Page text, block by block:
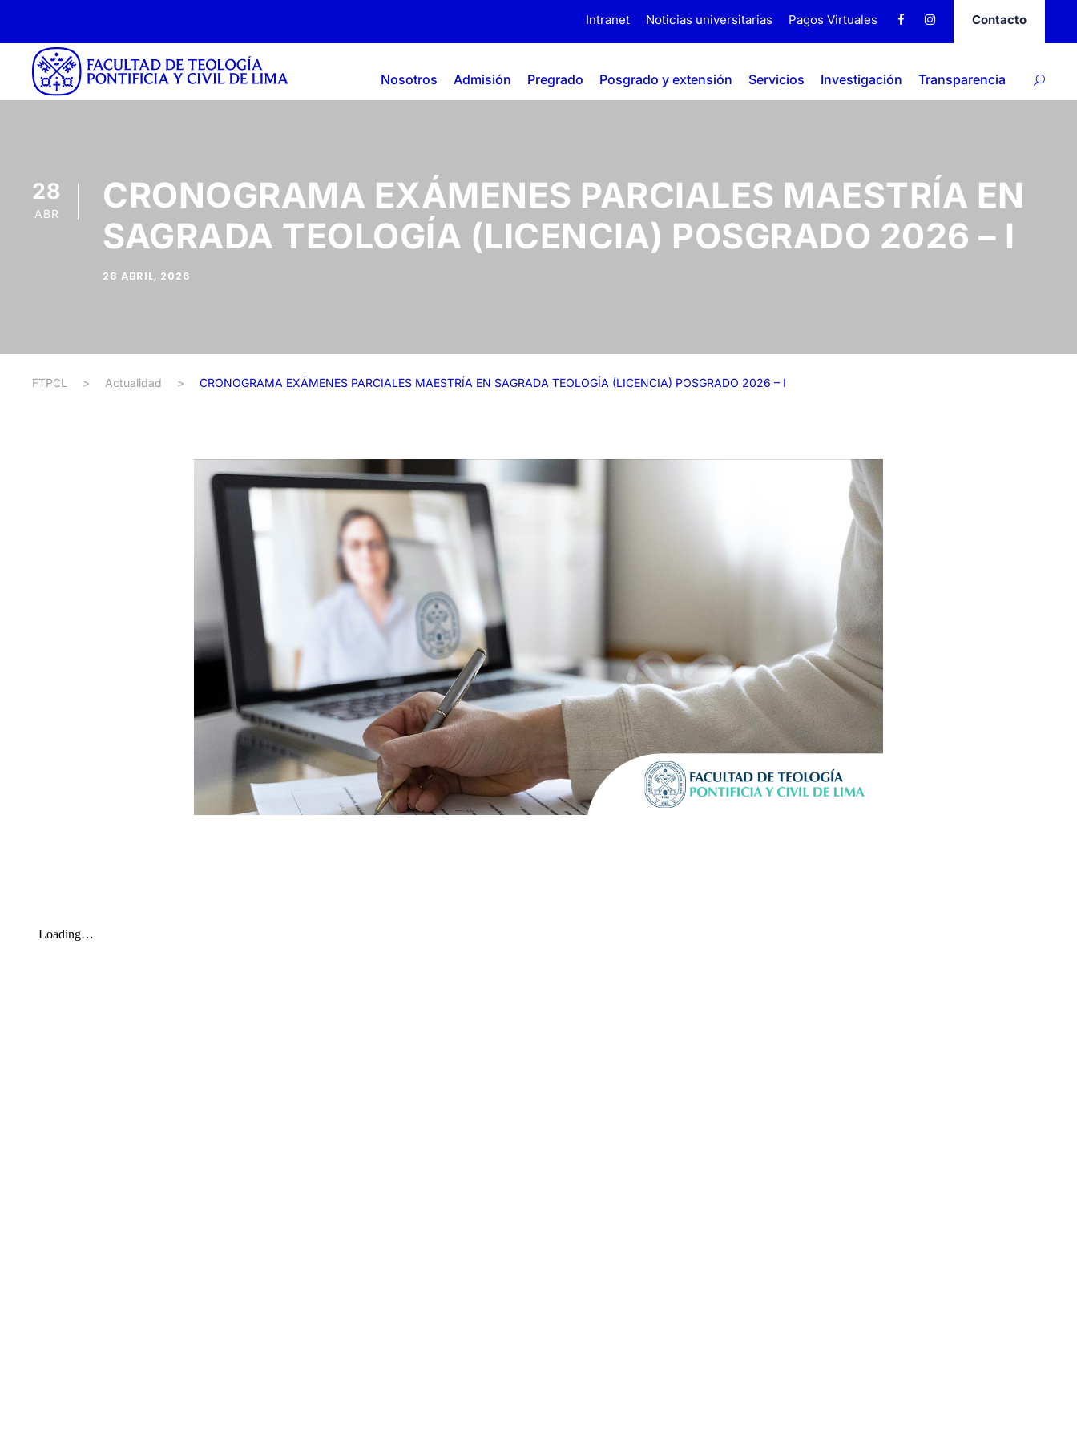
Intranet Noticias universitarias Pagos Virtuales Contacto
Nosotros Admisión Pregrado Posgrado y extensión Servicios Investigación Transparencia
28
ABR
CRONOGRAMA EXÁMENES PARCIALES MAESTRÍA EN
SAGRADA TEOLOGÍA (LICENCIA) POSGRADO 2026 – I
28 ABRIL, 2026
FTPCL > Actualidad > CRONOGRAMA EXÁMENES PARCIALES MAESTRÍA EN SAGRADA TEOLOGÍA (LICENCIA) POSGRADO 2026 – I